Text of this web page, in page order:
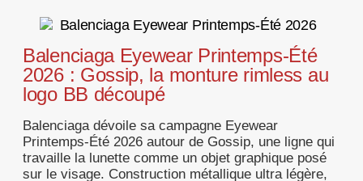
Balenciaga Eyewear Printemps-Été
2026 : Gossip, la monture rimless au
logo BB découpé
Balenciaga dévoile sa campagne Eyewear
Printemps-Été 2026 autour de Gossip, une ligne qui
travaille la lunette comme un objet graphique posé
sur le visage. Construction métallique ultra légère,